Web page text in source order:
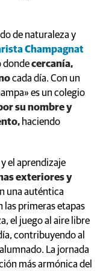
de naturaleza y
Champagnat
dondecercanía,
cada día. Con un
es un colegio
su nombre y
haciendo
el aprendizaje
exteriores y
una auténtica
las primeras etapas
el juego al aire libre
contribuyendo al
La jornada
más armónica del